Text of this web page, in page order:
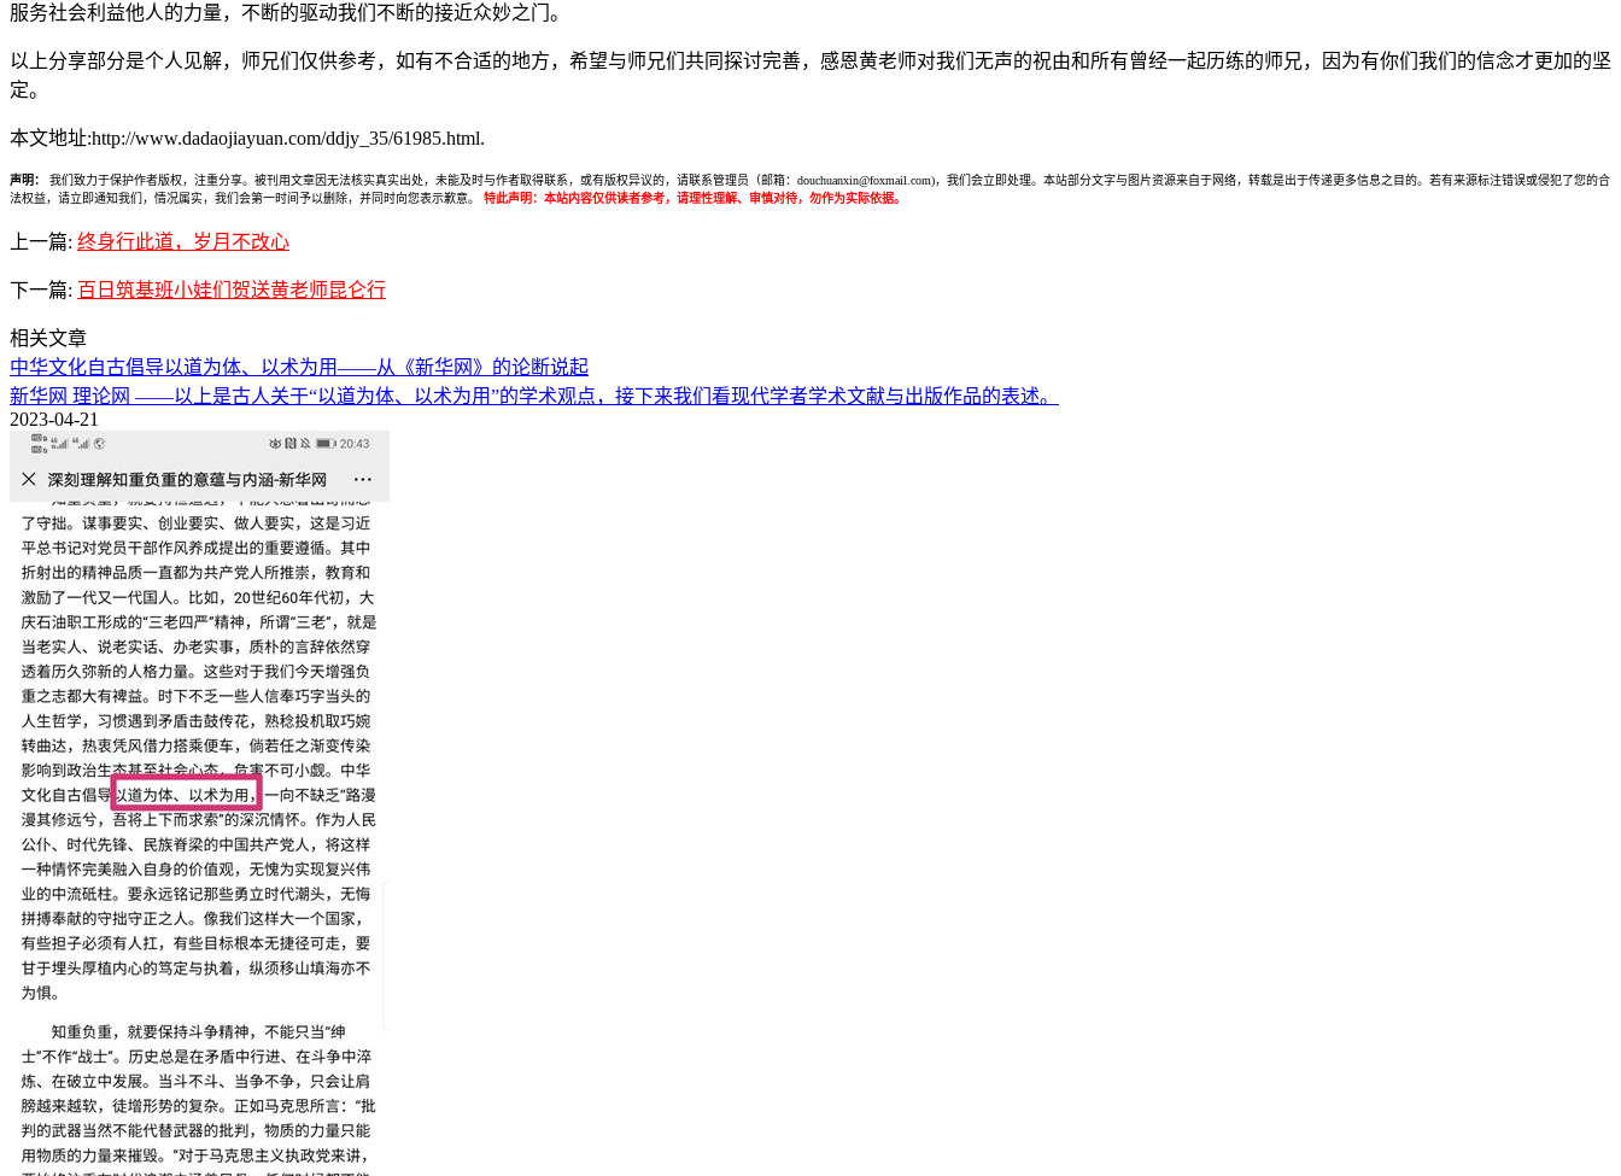
服务社会利益他人的力量，不断的驱动我们不断的接近众妙之门。
以上分享部分是个人见解，师兄们仅供参考，如有不合适的地方，希望与师兄们共同探讨完善，感恩黄老师对我们无声的祝由和所有曾经一起历练的师兄，因为有你们我们的信念才更加的坚
定。
本文地址:http://www.dadaojiayuan.com/ddjy_35/61985.html.
声明：
我们致力于保护作者版权，注重分享。被刊用文章因无法核实真实出处，未能及时与作者取得联系，或有版权异议的，请联系管理员（邮箱：douchuanxin@foxmail.com)，我们会立即处理。本站部分文字与图片资源来自于网络，转载是出于传递更多信息之目的。若有来源标注错误或侵犯了您的合
法权益，请立即通知我们，情况属实，我们会第一时间予以删除，并同时向您表示歉意。
特此声明：本站内容仅供读者参考，请理性理解、审慎对待，勿作为实际依据。
上一篇: 终身行此道，岁月不改心
下一篇: 百日筑基班小娃们贺送黄老师昆仑行
相关文章
中华文化自古倡导以道为体、以术为用——从《新华网》的论断说起
新华网 理论网 ——以上是古人关于“以道为体、以术为用”的学术观点，接下来我们看现代学者学术文献与出版作品的表述。
2023-04-21